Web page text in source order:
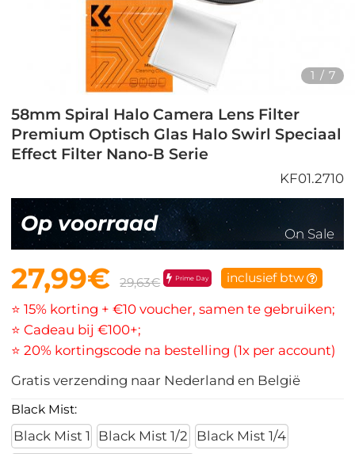
1 / 7
58mm Spiral Halo Camera Lens Filter
Premium Optisch Glas Halo Swirl Speciaal
Effect Filter Nano-B Serie
KF01.2710
Op voorraad On Sale
27,99€ 29,63€ Prime Day inclusief btw
⭐ 15% korting + €10 voucher, samen te gebruiken;
⭐ Cadeau bij €100+;
⭐ 20% kortingscode na bestelling (1x per account)
Gratis verzending naar Nederland en België
Black Mist:
Black Mist 1 Black Mist 1/2
Black Mist 1/4